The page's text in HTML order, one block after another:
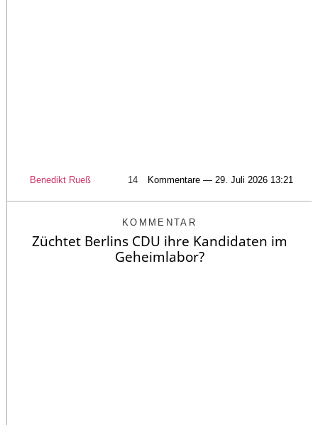
Benedikt Rueß 14 Kommentare — 29. Juli 2026 13:21
KOMMENTAR
Züchtet Berlins CDU ihre Kandidaten im
Geheimlabor?